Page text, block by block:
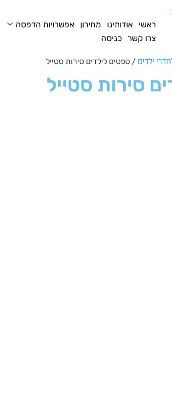
ראשי אודותינו מחירון אפשרויות הדפסה
צרו קשר
כניסה
ילדים / טפטים לילדים סירות סטייל
סירות סטייל